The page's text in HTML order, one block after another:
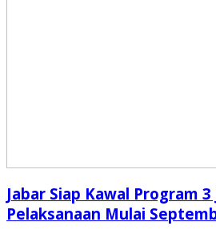
Jabar Siap Kawal Program
Pelaksanaan Mulai